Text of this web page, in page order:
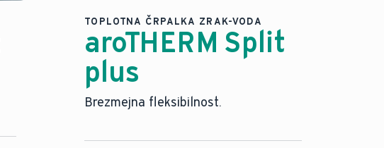
TOPLOTNA ČRPALKA ZRAK-VODA
aroTHERM Split
plus
Brezmejna fleksibilnost.